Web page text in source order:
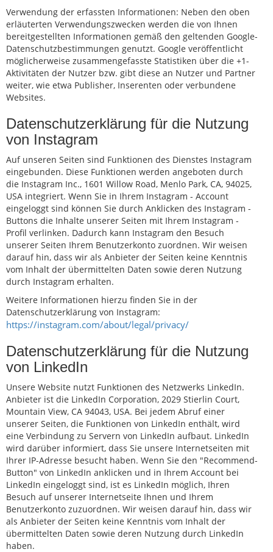
Verwendung der erfassten Informationen: Neben den oben
erläuterten Verwendungszwecken werden die von Ihnen
bereitgestellten Informationen gemäß den geltenden Google-
Datenschutzbestimmungen genutzt. Google veröffentlicht
möglicherweise zusammengefasste Statistiken über die +1-
Aktivitäten der Nutzer bzw. gibt diese an Nutzer und Partner
weiter, wie etwa Publisher, Inserenten oder verbundene
Websites.
Datenschutzerklärung für die Nutzung
von Instagram
Auf unseren Seiten sind Funktionen des Dienstes Instagram
eingebunden. Diese Funktionen werden angeboten durch
die Instagram Inc., 1601 Willow Road, Menlo Park, CA, 94025,
USA integriert. Wenn Sie in Ihrem Instagram - Account
eingeloggt sind können Sie durch Anklicken des Instagram -
Buttons die Inhalte unserer Seiten mit Ihrem Instagram -
Profil verlinken. Dadurch kann Instagram den Besuch
unserer Seiten Ihrem Benutzerkonto zuordnen. Wir weisen
darauf hin, dass wir als Anbieter der Seiten keine Kenntnis
vom Inhalt der übermittelten Daten sowie deren Nutzung
durch Instagram erhalten.
Weitere Informationen hierzu finden Sie in der
Datenschutzerklärung von Instagram:
https://instagram.com/about/legal/privacy/
Datenschutzerklärung für die Nutzung
von LinkedIn
Unsere Website nutzt Funktionen des Netzwerks LinkedIn.
Anbieter ist die LinkedIn Corporation, 2029 Stierlin Court,
Mountain View, CA 94043, USA. Bei jedem Abruf einer
unserer Seiten, die Funktionen von LinkedIn enthält, wird
eine Verbindung zu Servern von LinkedIn aufbaut. LinkedIn
wird darüber informiert, dass Sie unsere Internetseiten mit
Ihrer IP-Adresse besucht haben. Wenn Sie den "Recommend-
Button" von LinkedIn anklicken und in Ihrem Account bei
LinkedIn eingeloggt sind, ist es LinkedIn möglich, Ihren
Besuch auf unserer Internetseite Ihnen und Ihrem
Benutzerkonto zuzuordnen. Wir weisen darauf hin, dass wir
als Anbieter der Seiten keine Kenntnis vom Inhalt der
übermittelten Daten sowie deren Nutzung durch LinkedIn
haben.